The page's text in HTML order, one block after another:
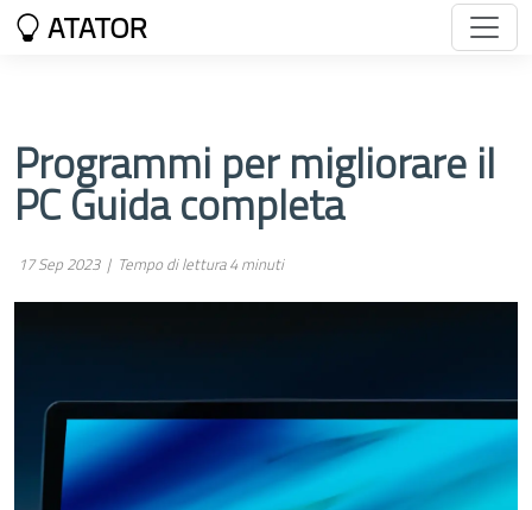
ATATOR
Programmi per migliorare il
PC Guida completa
17 Sep 2023 | Tempo di lettura 4 minuti